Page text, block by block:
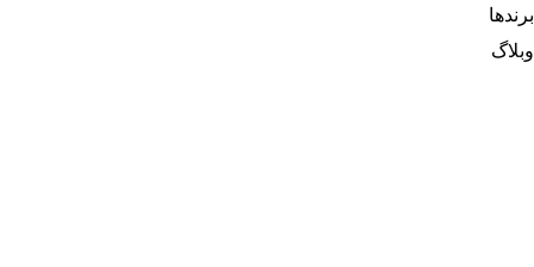
برندها
وبلاگ